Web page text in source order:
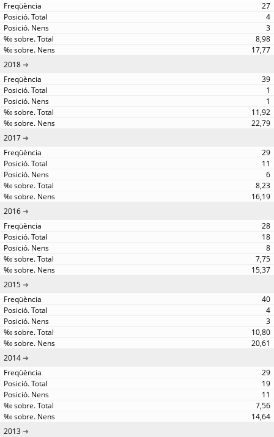
27
4
3
8,98
17,77
2018
39
1
1
11,92
22,79
2017
29
11
6
8,23
16,19
2016
28
18
8
7,75
15,37
2015
40
4
3
10,80
20,61
2014
29
19
11
7,56
14,64
2013